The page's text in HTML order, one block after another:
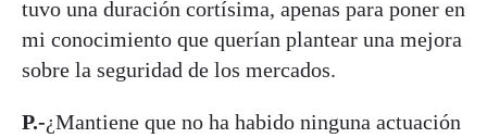
tuvo una duración cortísima, apenas para poner en
mi conocimiento que querían plantear una mejora
sobre la seguridad de los mercados.
P.-¿Mantiene que no ha habido ninguna actuación